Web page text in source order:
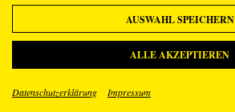
AUSWAHL SPEICHERN
ALLE AKZEPTIEREN
Datenschutzerklärung Impressum
28 Mi
19.30 – 22.05 Uhr